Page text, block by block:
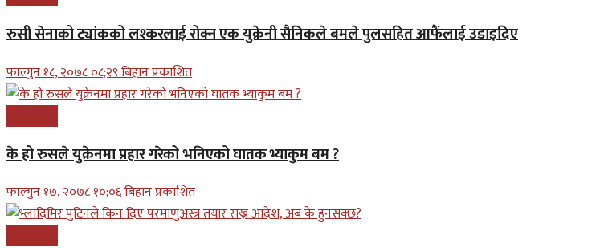
रुसी सेनाको ट्यांकको लश्करलाई रोक्न एक युक्रेनी सैनिकले बमले पुलसहित आफैंलाई उडाइदिए
फाल्गुन १८, २०७८ ०८;२९ बिहान प्रकाशित
के हो रुसले युक्रेनमा प्रहार गरेको भनिएको घातक भ्याकुम बम ?
फाल्गुन १७, २०७८ १०;०६ बिहान प्रकाशित